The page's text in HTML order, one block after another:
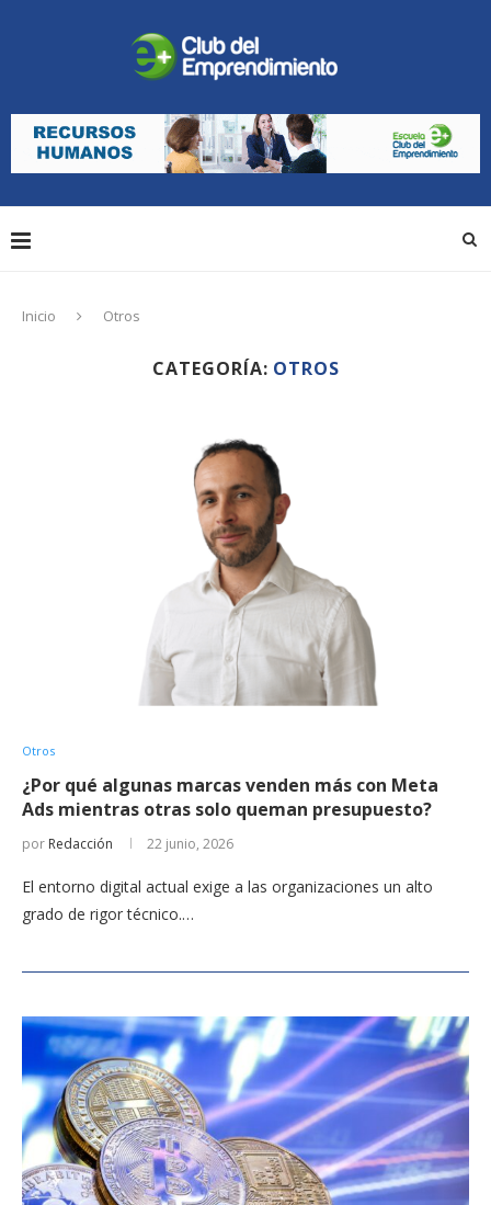
Inicio Otros
CATEGORÍA: OTROS
Otros
​¿Por qué algunas marcas venden más con Meta
Ads mientras otras solo queman presupuesto?
por Redacción 22 junio, 2026
​El entorno digital actual exige a las organizaciones un alto
grado de rigor técnico.…